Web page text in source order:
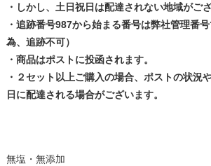
・しかし、土日祝日は配達されない地域がござ
・追跡番号987から始まる番号は弊社管理番
為、追跡不可）
・商品はポストに投函されます。
・２セット以上ご購入の場合、ポストの状況
日に配達される場合がございます。
無塩・無添加